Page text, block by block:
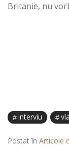
Britanie, nu
interviu
Postat în Articole